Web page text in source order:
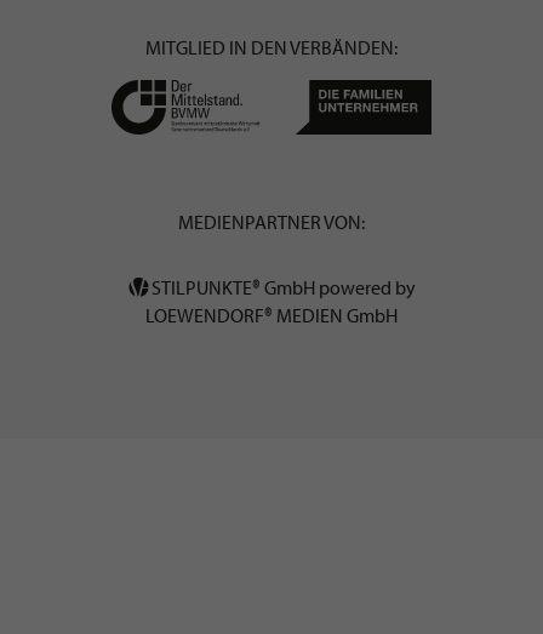
MITGLIED IN DEN VERBÄNDEN:
MEDIENPARTNER VON:
STILPUNKTE® GmbH powered by
LOEWENDORF® MEDIEN GmbH